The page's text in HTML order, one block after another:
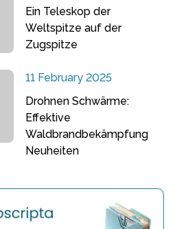
Ein Teleskop der
Weltspitze auf der
Zugspitze
11 February 2025
Drohnen Schwärme:
Effektive
Waldbrandbekämpfung
Neuheiten